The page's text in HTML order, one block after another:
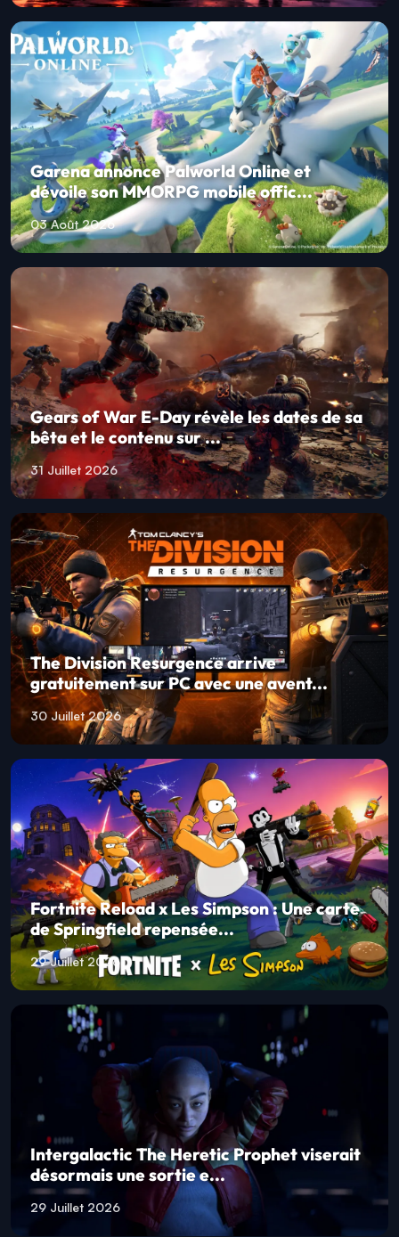
Garena annonce Palworld Online et
dévoile son MMORPG mobile offic...
03 Août 2026
Gears of War E-Day révèle les dates de sa
bêta et le contenu sur ...
31 Juillet 2026
The Division Resurgence arrive
gratuitement sur PC avec une avent...
30 Juillet 2026
Fortnite Reload x Les Simpson : Une carte
de Springfield repensée...
29 Juillet 2026
Intergalactic The Heretic Prophet viserait
désormais une sortie e...
29 Juillet 2026